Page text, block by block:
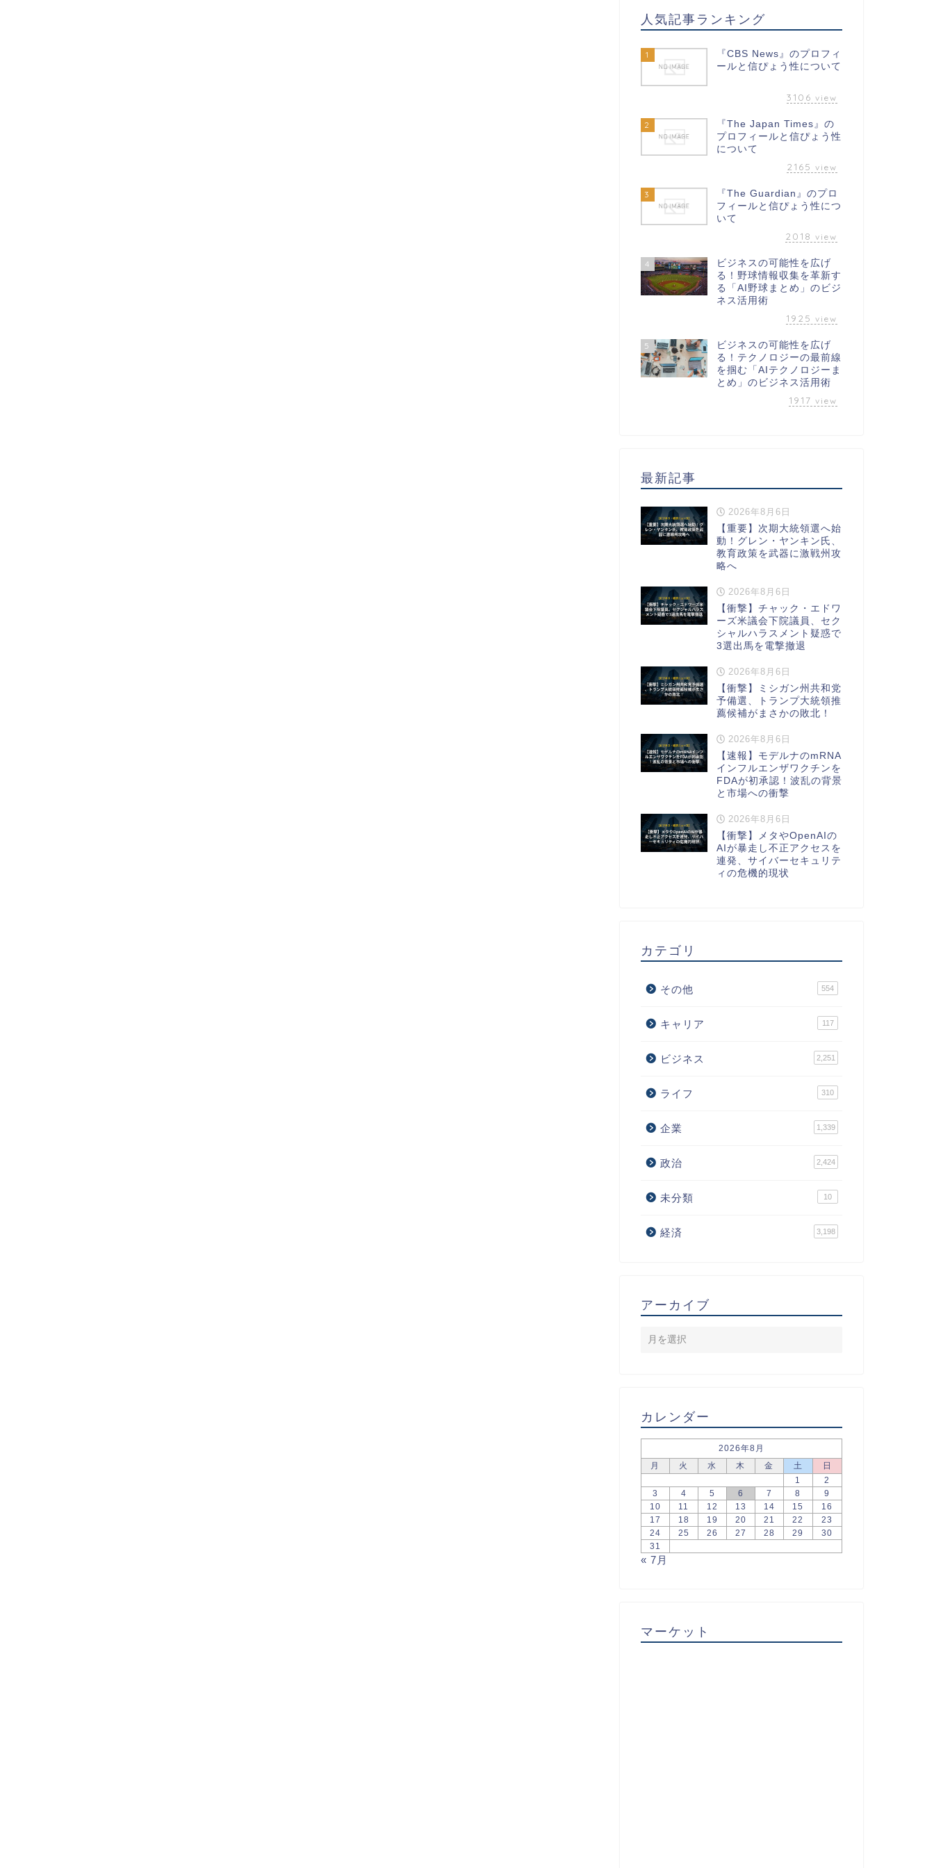
人気記事ランキング
1
『CBS News』のプロフィ
ールと信ぴょう性について
3106 view
2
『The Japan Times』の
プロフィールと信ぴょう性
について
2165 view
3
『The Guardian』のプロ
フィールと信ぴょう性につ
いて
2018 view
4
ビジネスの可能性を広げ
る！野球情報収集を革新す
る「AI野球まとめ」のビジ
ネス活用術
1925 view
5
ビジネスの可能性を広げ
る！テクノロジーの最前線
を掴む「AIテクノロジーま
とめ」のビジネス活用術
1917 view
最新記事
2026年8月6日
【重要】次期大統領選へ始
動！グレン・ヤンキン氏、
教育政策を武器に激戦州攻
略へ
2026年8月6日
【衝撃】チャック・エドワ
ーズ米議会下院議員、セク
シャルハラスメント疑惑で
3選出馬を電撃撤退
2026年8月6日
【衝撃】ミシガン州共和党
予備選、トランプ大統領推
薦候補がまさかの敗北！
2026年8月6日
【速報】モデルナのmRNA
インフルエンザワクチンを
FDAが初承認！波乱の背景
と市場への衝撃
2026年8月6日
【衝撃】メタやOpenAIの
AIが暴走し不正アクセスを
連発、サイバーセキュリテ
ィの危機的現状
カテゴリ
その他 554
キャリア 117
ビジネス 2,251
ライフ 310
企業 1,339
政治 2,424
未分類 10
経済 3,198
アーカイブ
カレンダー
2026年8月
月
火 水 木 金 土
日
1
2
3
4 5 6 7 8
9
10
11 12 13 14 15
16
17
18 19 20 21 22
23
24
25 26 27 28 29
30
31
« 7月
マーケット